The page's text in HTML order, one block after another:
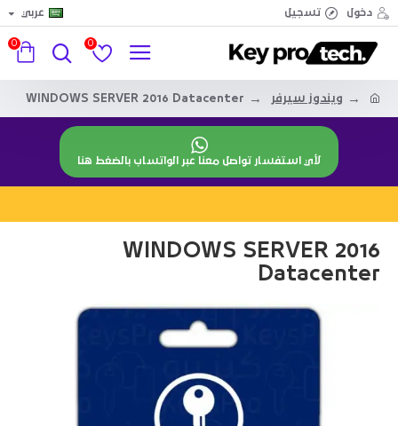
دخول تسجيل عربي
0
0
ويندوز سيرفر WINDOWS SERVER 2016 Datacenter
لأي استفسار تواصل معنا عبر الواتساب بالضغط هنا
WINDOWS SERVER 2016
Datacenter